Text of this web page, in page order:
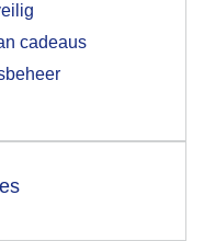
cadeaus
op hebt gegeven,
je browser waarin
popup